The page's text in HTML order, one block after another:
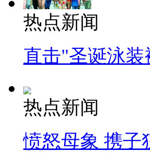
热点新闻
直击"圣诞泳装
热点新闻
愤怒母象 携子